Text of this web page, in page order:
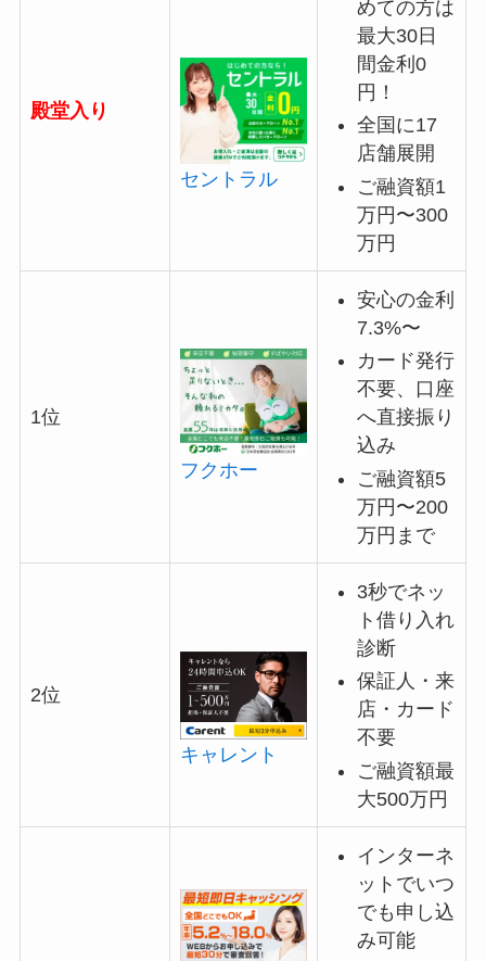
殿堂入り
セントラル
めての方は
最大30日
間金利0
円！
全国に17
店舗展開
ご融資額1
万円〜300
万円
1位
フクホー
安心の金利
7.3%〜
カード発行
不要、口座
へ直接振り
込み
ご融資額5
万円〜200
万円まで
2位
キャレント
3秒でネッ
ト借り入れ
診断
保証人・来
店・カード
不要
ご融資額最
大500万円
インターネ
ットでいつ
でも申し込
み可能